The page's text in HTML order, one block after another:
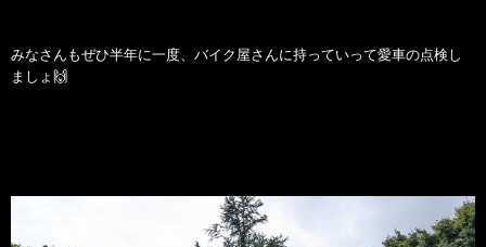
みなさんもぜひ半年に一度、バイク屋さんに持っていって愛車の点検し
ましょ🙌